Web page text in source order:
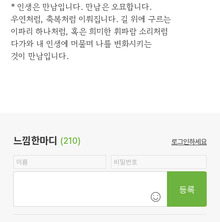
* 인생은 만남입니다. 만남은 오묘합니다.
우연처럼, 축복처럼 이뤄집니다. 길 위에 구르는
이파리 하나처럼, 혹은 희미한 휘파람 소리처럼
다가와 내 인생에 머물며 나를 변화시키는
것이 만남입니다.
느낌한마디 (210) 로그인하세요
등록